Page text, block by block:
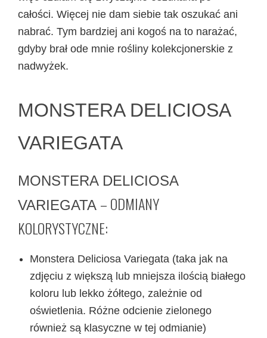
całości. Więcej nie dam siebie tak oszukać ani
nabrać. Tym bardziej ani kogoś na to narażać,
gdyby brał ode mnie rośliny kolekcjonerskie z
nadwyżek.
MONSTERA DELICIOSA
VARIEGATA
MONSTERA DELICIOSA
VARIEGATA – ODMIANY
KOLORYSTYCZNE:
Monstera Deliciosa Variegata (taka jak na
zdjęciu z większą lub mniejsza ilością białego
koloru lub lekko żółtego, zależnie od
oświetlenia. Różne odcienie zielonego
również są klasyczne w tej odmianie)